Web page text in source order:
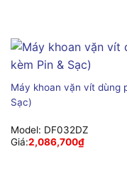
Máy khoan vặn vít dùng
Sạc)
Model: DF032DZ
Giá:2,086,700₫